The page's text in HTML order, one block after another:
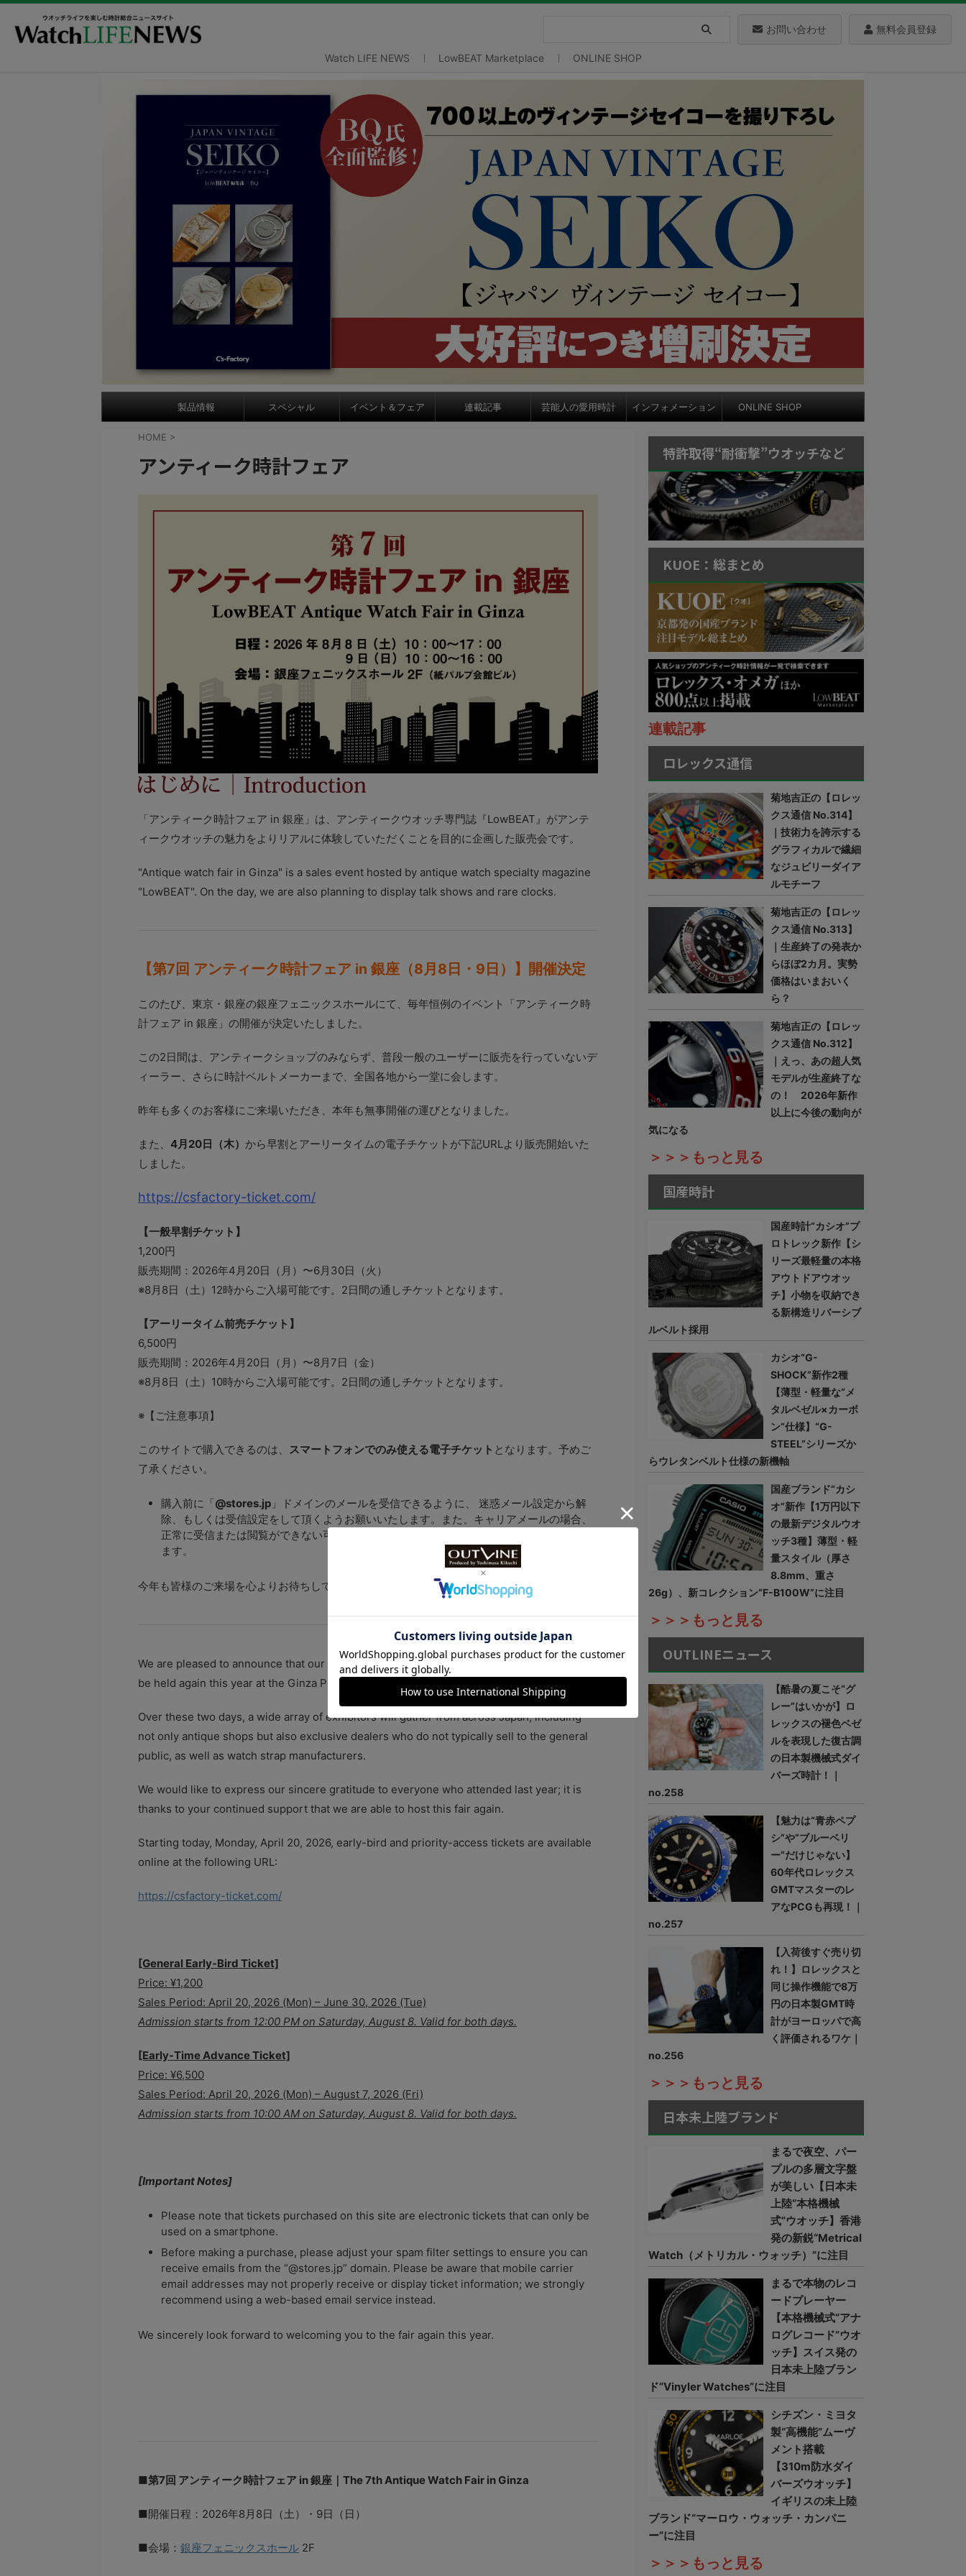
お問い合わせ 無料会員登録
Watch LIFE NEWS LowBEAT Marketplace ONLINE SHOP
製品情報 スペシャル イベント＆フェア 連載記事 芸能人の愛用時計 インフォメーション ONLINE SHOP
HOME >
アンティーク時計フェア
「アンティーク時計フェア in 銀座」は、アンティークウオッチ専門誌『LowBEAT』がアンテ
ィークウオッチの魅力をよりリアルに体験していただくことを目的に企画した販売会です。
"Antique watch fair in Ginza" is a sales event hosted by antique watch specialty magazine
"LowBEAT". On the day, we are also planning to display talk shows and rare clocks.
【第7回 アンティーク時計フェア in 銀座（8月8日・9日）】開催決定
このたび、東京・銀座の銀座フェニックスホールにて、毎年恒例のイベント「アンティーク時
計フェア in 銀座」の開催が決定いたしました。
この2日間は、アンティークショップのみならず、普段一般のユーザーに販売を行っていないデ
ィーラー、さらに時計ベルトメーカーまで、全国各地から一堂に会します。
昨年も多くのお客様にご来場いただき、本年も無事開催の運びとなりました。
また、 4月20日（木） から早割とアーリータイムの電子チケットが下記URLより販売開始いた
しました。
https://csfactory-ticket.com/
【一般早割チケット】
1,200円
販売期間：2026年4月20日（月）〜6月30日（火）
※8月8日（土）12時からご入場可能です。2日間の通しチケットとなります。
【アーリータイム前売チケット】
6,500円
販売期間：2026年4月20日（月）〜8月7日（金）
※8月8日（土）10時からご入場可能です。2日間の通しチケットとなります。
※【ご注意事項】
このサイトで購入できるのは、 スマートフォンでのみ使える電子チケット となります。予めご
了承ください。
購入前に「@stores.jp 」ドメインのメールを受信できるように、 迷惑メール設定から解
除、もしくは受信設定をして頂くようお願いいたします。また、キャリアメールの場合、
正常に受信または閲覧ができない可能性がありますので、webメールの登録を推奨いたし
ます。
今年も皆様のご来場を心よりお待ちしております。
We are pleased to announce that our annual event, the “Antique Watch Fair in Ginza,” will
be held again this year at the Ginza Phoenix Hall in Tokyo.
Over these two days, a wide array of exhibitors will gather from across Japan, including
not only antique shops but also exclusive dealers who do not typically sell to the general
public, as well as watch strap manufacturers.
We would like to express our sincere gratitude to everyone who attended last year; it is
thanks to your continued support that we are able to host this fair again.
Starting today, Monday, April 20, 2026, early-bird and priority-access tickets are available
online at the following URL:
https://csfactory-ticket.com/
[General Early-Bird Ticket]
Price: ¥1,200
Sales Period: April 20, 2026 (Mon) – June 30, 2026 (Tue)
Admission starts from 12:00 PM on Saturday, August 8. Valid for both days.
[Early-Time Advance Ticket]
Price: ¥6,500
Sales Period: April 20, 2026 (Mon) – August 7, 2026 (Fri)
Admission starts from 10:00 AM on Saturday, August 8. Valid for both days.
[Important Notes]
Please note that tickets purchased on this site are electronic tickets that can only be
used on a smartphone.
Before making a purchase, please adjust your spam filter settings to ensure you can
receive emails from the “@stores.jp” domain. Please be aware that mobile carrier
email addresses may not properly receive or display ticket information; we strongly
recommend using a web-based email service instead.
We sincerely look forward to welcoming you to the fair again this year.
■第7回 アンティーク時計フェア in 銀座｜The 7th Antique Watch Fair in Ginza
■開催日程：2026年8月8日（土）・9日（日）
■会場： 銀座フェニックスホール 2F
特許取得“耐衝撃”ウオッチなど
KUOE：総まとめ
連載記事
ロレックス通信
菊地吉正の【ロレッ
クス通信 No.314】
｜技術力を誇示する
グラフィカルで繊細
なジュビリーダイア
ルモチーフ
菊地吉正の【ロレッ
クス通信 No.313】
｜生産終了の発表か
らほぼ2カ月。実勢
価格はいまおいく
ら？
菊地吉正の【ロレッ
クス通信 No.312】
｜えっ、あの超人気
モデルが生産終了な
の！ 2026年新作
以上に今後の動向が
気になる
＞＞＞もっと見る
国産時計
国産時計“カシオ”プ
ロトレック新作【シ
リーズ最軽量の本格
アウトドアウオッ
チ】小物を収納でき
る新構造リバーシブ
ルベルト採用
カシオ“G-
SHOCK”新作2種
【薄型・軽量な“メ
タルベゼル×カーボ
ン”仕様】“G-
STEEL”シリーズか
らウレタンベルト仕様の新機軸
国産ブランド“カシ
オ”新作【1万円以下
の最新デジタルウオ
ッチ3種】薄型・軽
量スタイル（厚さ
8.8mm、重さ
26g）、新コレクション“F-B100W”に注目
＞＞＞もっと見る
OUTLINEニュース
【酷暑の夏こそ“グ
レー”はいかが】ロ
レックスの褪色ベゼ
ルを表現した復古調
の日本製機械式ダイ
バーズ時計！｜
no.258
【魅力は“青赤ペプ
シ”や“ブルーベリ
ー”だけじゃない】
60年代ロレックス
GMTマスターのレ
アなPCGも再現！｜
no.257
【入荷後すぐ売り切
れ！】ロレックスと
同じ操作機能で8万
円の日本製GMT時
計がヨーロッパで高
く評価されるワケ｜
no.256
＞＞＞もっと見る
日本未上陸ブランド
まるで夜空、パー
プルの多層文字盤
が美しい【日本未
上陸“本格機械
式”ウオッチ】香港
発の新鋭“Metrical
Watch（メトリカル・ウォッチ）”に注目
まるで本物のレコ
ードプレーヤー
【本格機械式“アナ
ログレコード”ウオ
ッチ】スイス発の
日本未上陸ブラン
ド“Vinyler Watches”に注目
シチズン・ミヨタ
製“高機能”ムーヴ
メント搭載
【310m防水ダイ
バーズウオッチ】
イギリスの未上陸
ブランド“マーロウ・ウォッチ・カンパニ
ー”に注目
＞＞＞もっと見る